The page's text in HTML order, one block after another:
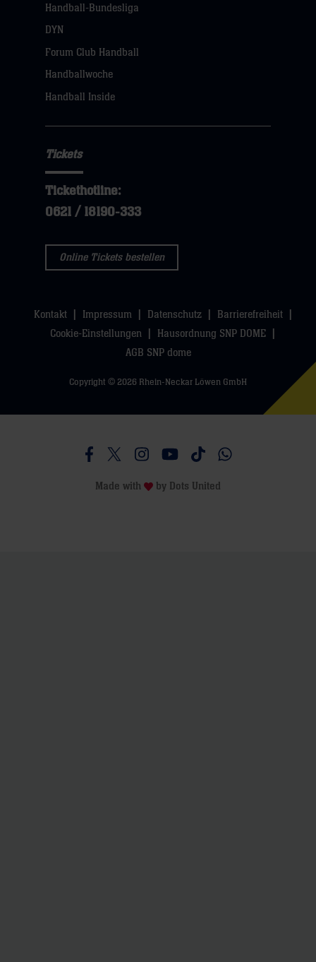
Handball-Bundesliga
DYN
Forum Club Handball
Handballwoche
Handball Inside
Tickets
Tickethotline:
0621 / 18190-333
Online Tickets bestellen
Kontakt Impressum Datenschutz
Barrierefreiheit
Cookie-Einstellungen
Hausordnung SNP DOME
AGB SNP dome
Copyright © 2026 Rhein-Neckar Löwen GmbH
Besucht uns auf Facebook
Besucht uns auf Twitter
Besucht uns auf Instagram
Besucht uns auf Youtube
Besucht uns auf
Besucht uns auf
Made with by Dots United